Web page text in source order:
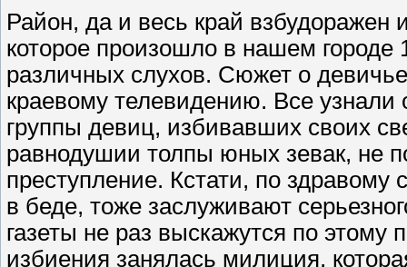
Район, да и весь край взбудоражен
которое произошло в нашем городе
различных слухов. Сюжет о
краевому телевидению. Все узнали
группы девиц, избивавших своих
равнодушии толпы юных зевак, не
преступление. Кстати, по здравому
в беде, тоже заслуживают
газеты не раз выскажутся по этому
избиения занялась милиция,